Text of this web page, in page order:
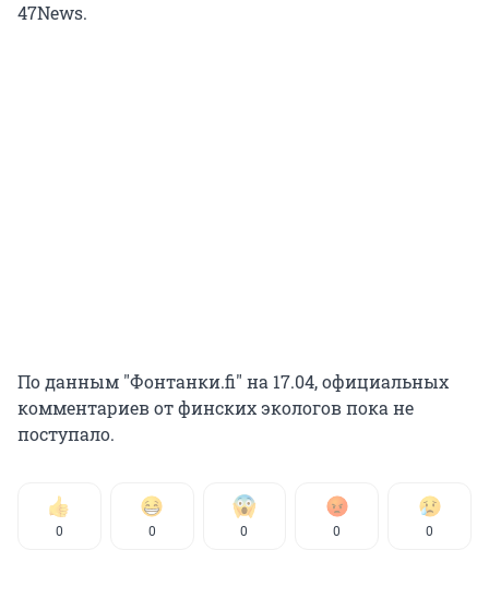
47News.
По данным "Фонтанки.fi" на 17.04, официальных
комментариев от финских экологов пока не
поступало.
0 0 0 0 0